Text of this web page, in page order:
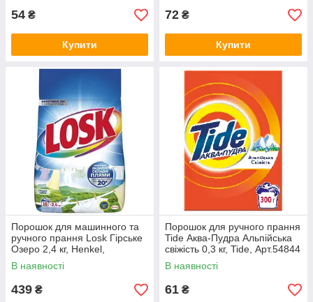
54 ₴
Купити
72 ₴
Купити
Порошок для машинного та
ручного прання Losk Гірське
Озеро 2,4 кг, Henkel,
Арт.53794
В наявності
439 ₴
Порошок для ручного прання
Tide Аква-Пудра Альпійська
свіжість 0,3 кг, Tide, Арт.54844
В наявності
61 ₴